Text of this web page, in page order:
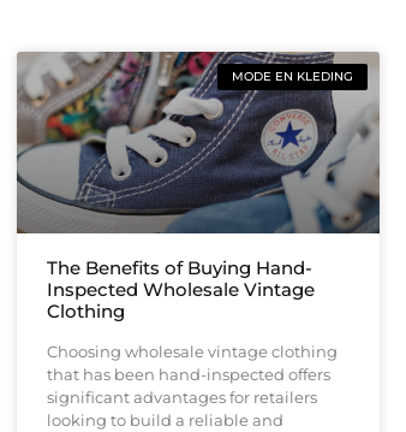
MODE EN KLEDING
The Benefits of Buying Hand-
Inspected Wholesale Vintage
Clothing
Choosing wholesale vintage clothing
that has been hand-inspected offers
significant advantages for retailers
looking to build a reliable and